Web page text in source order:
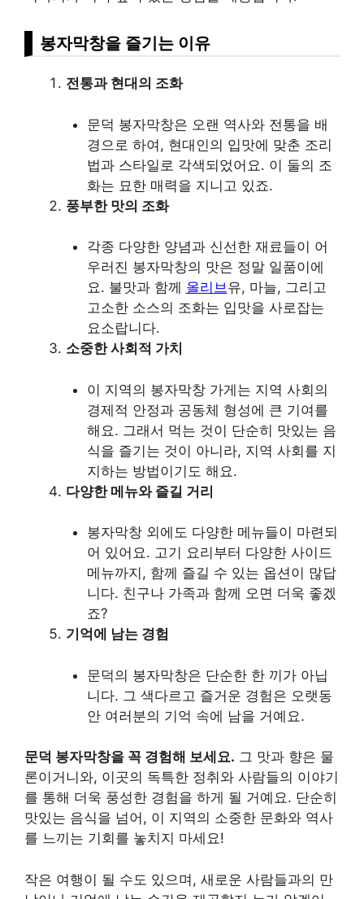
봉자막창을 즐기는 이유
전통과 현대의 조화
문덕 봉자막창은 오랜 역사와 전통을 배
경으로 하여, 현대인의 입맛에 맞춘 조리
법과 스타일로 각색되었어요. 이 둘의 조
화는 묘한 매력을 지니고 있죠.
풍부한 맛의 조화
각종 다양한 양념과 신선한 재료들이 어
우러진 봉자막창의 맛은 정말 일품이에
요. 불맛과 함께 올리브유, 마늘, 그리고
고소한 소스의 조화는 입맛을 사로잡는
요소랍니다.
소중한 사회적 가치
이 지역의 봉자막창 가게는 지역 사회의
경제적 안정과 공동체 형성에 큰 기여를
해요. 그래서 먹는 것이 단순히 맛있는 음
식을 즐기는 것이 아니라, 지역 사회를 지
지하는 방법이기도 해요.
다양한 메뉴와 즐길 거리
봉자막창 외에도 다양한 메뉴들이 마련되
어 있어요. 고기 요리부터 다양한 사이드
메뉴까지, 함께 즐길 수 있는 옵션이 많답
니다. 친구나 가족과 함께 오면 더욱 좋겠
죠?
기억에 남는 경험
문덕의 봉자막창은 단순한 한 끼가 아닙
니다. 그 색다르고 즐거운 경험은 오랫동
안 여러분의 기억 속에 남을 거예요.
문덕 봉자막창을 꼭 경험해 보세요. 그 맛과 향은 물
론이거니와, 이곳의 독특한 정취와 사람들의 이야기
를 통해 더욱 풍성한 경험을 하게 될 거예요. 단순히
맛있는 음식을 넘어, 이 지역의 소중한 문화와 역사
를 느끼는 기회를 놓치지 마세요!
작은 여행이 될 수도 있으며, 새로운 사람들과의 만